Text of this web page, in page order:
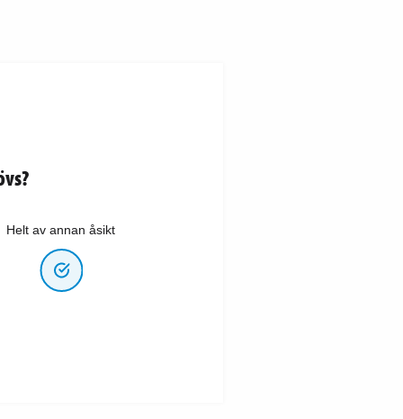
Helt av annan åsikt